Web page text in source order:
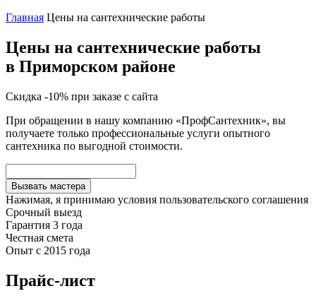
Главная Цены на сантехнические работы
Цены на сантехнические работы
в Приморском районе
Скидка -10% при заказе с сайта
При обращении в нашу компанию «ПрофСантехник», вы
получаете только профессиональные услуги опытного
сантехника по выгодной стоимости.
Вызвать мастера
Нажимая, я принимаю условия пользовательского соглашения
Срочный выезд
Гарантия 3 года
Честная смета
Опыт с 2015 года
Прайс-лист